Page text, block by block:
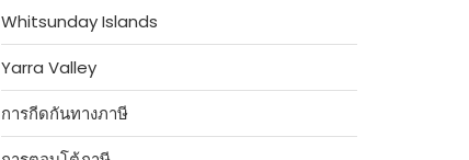
Whitsunday Islands
Yarra Valley
การกีดกันทางภาษี